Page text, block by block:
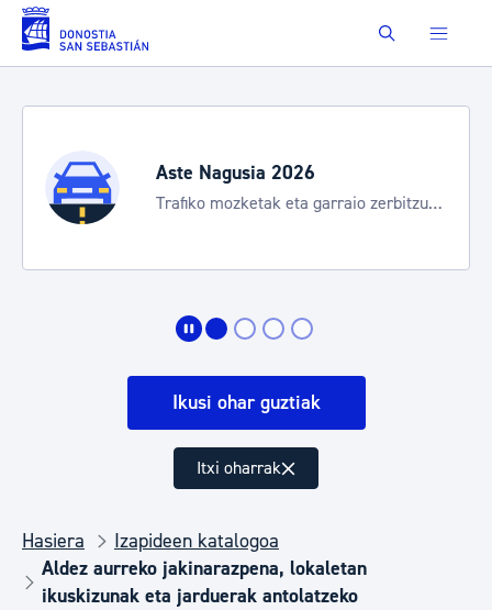
Eduki nagusira joan Buscar
Aste Nagusia 2026
Trafiko mozketak eta garraio zerbitzu
Ikusi ohar guztiak
Itxi oharrak
Hasiera
Izapideen katalogoa
Aldez aurreko jakinarazpena, lokaletan
ikuskizunak eta jarduerak antolatzeko